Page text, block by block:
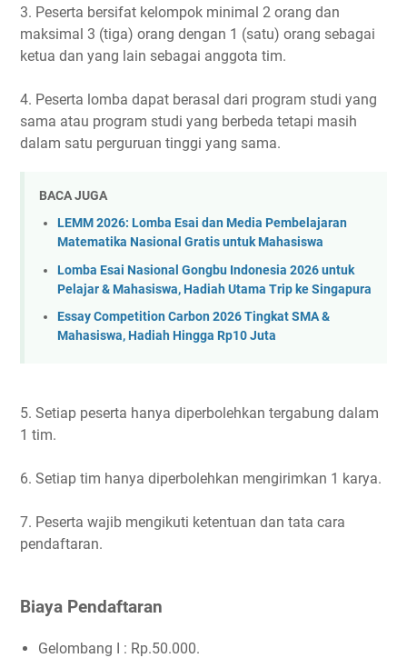
3. Peserta bersifat kelompok minimal 2 orang dan
maksimal 3 (tiga) orang dengan 1 (satu) orang sebagai
ketua dan yang lain sebagai anggota tim.
4. Peserta lomba dapat berasal dari program studi yang
sama atau program studi yang berbeda tetapi masih
dalam satu perguruan tinggi yang sama.
BACA JUGA
LEMM 2026: Lomba Esai dan Media Pembelajaran
Matematika Nasional Gratis untuk Mahasiswa
Lomba Esai Nasional Gongbu Indonesia 2026 untuk
Pelajar & Mahasiswa, Hadiah Utama Trip ke Singapura
Essay Competition Carbon 2026 Tingkat SMA &
Mahasiswa, Hadiah Hingga Rp10 Juta
5. Setiap peserta hanya diperbolehkan tergabung dalam
1 tim.
6. Setiap tim hanya diperbolehkan mengirimkan 1 karya.
7. Peserta wajib mengikuti ketentuan dan tata cara
pendaftaran.
Biaya Pendaftaran
Gelombang I : Rp.50.000.